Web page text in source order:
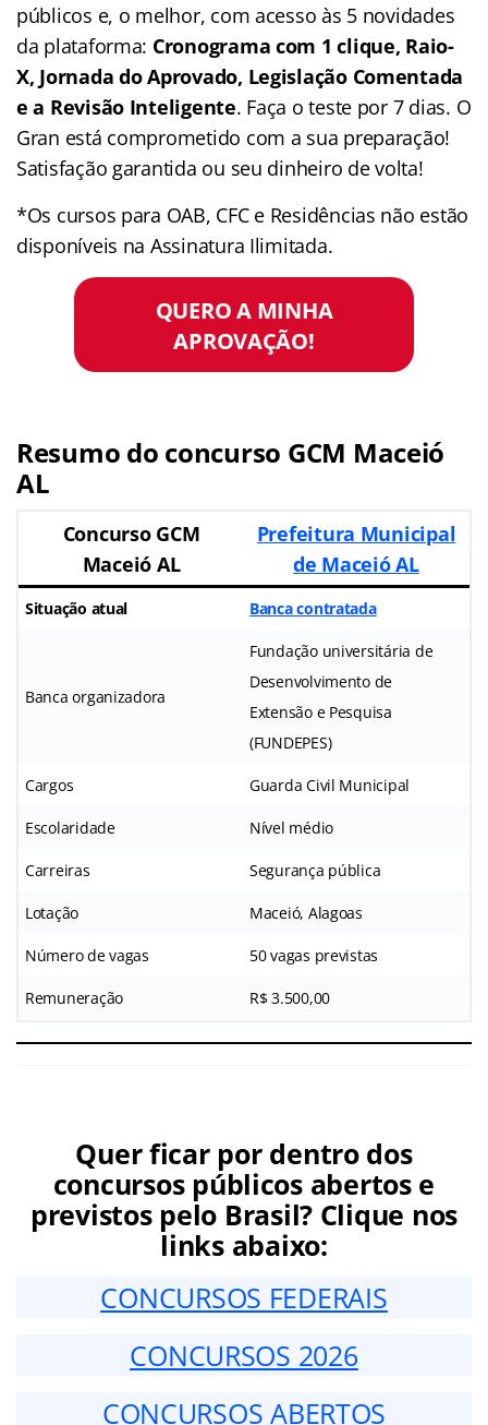
públicos e, o melhor, com acesso às 5 novidades
da plataforma: Cronograma com 1 clique, Raio-
X, Jornada do Aprovado, Legislação Comentada
e a Revisão Inteligente. Faça o teste por 7 dias. O
Gran está comprometido com a sua preparação!
Satisfação garantida ou seu dinheiro de volta!
*Os cursos para OAB, CFC e Residências não estão
disponíveis na Assinatura Ilimitada.
QUERO A MINHA
APROVAÇÃO!
Resumo do concurso GCM Maceió
AL
Concurso GCM
Maceió AL
Prefeitura Municipal
de Maceió AL
Situação atual Banca contratada
Banca organizadora
Fundação universitária de
Desenvolvimento de
Extensão e Pesquisa
(FUNDEPES)
Cargos Guarda Civil Municipal
Escolaridade Nível médio
Carreiras Segurança pública
Lotação Maceió, Alagoas
Número de vagas 50 vagas previstas
Remuneração R$ 3.500,00
Quer ficar por dentro dos
concursos públicos abertos e
previstos pelo Brasil? Clique nos
links abaixo:
CONCURSOS FEDERAIS
CONCURSOS 2026
CONCURSOS ABERTOS